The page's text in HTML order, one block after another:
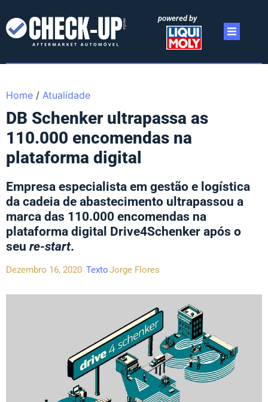
powered by
Home / Atualidade
DB Schenker ultrapassa as
110.000 encomendas na
plataforma digital
Empresa especialista em gestão e logística
da cadeia de abastecimento ultrapassou a
marca das 110.000 encomendas na
plataforma digital Drive4Schenker após o
seu re-start.
Dezembro 16, 2020 TextoJorge Flores